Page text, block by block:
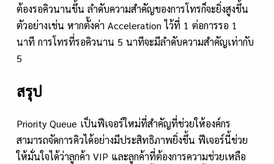
ต้องรอคิวนานขึ้น ลำดับความสำคัญของการโทรก็จะยิ่งสูงขึ้น
ตัวอย่างเช่น หากตั้งค่า Acceleration ไว้ที่ 1 ต่อการรอ 1
นาที การโทรที่รอคิวนาน 5 นาทีจะมีลำดับความสำคัญเท่ากับ
5
สรุป
Priority Queue เป็นฟีเจอร์ใหม่ที่สำคัญที่ช่วยให้องค์กร
สามารถจัดการคิวได้อย่างมีประสิทธิภาพยิ่งขึ้น ฟีเจอร์นี้ช่วย
ให้มั่นใจได้ว่าลูกค้า VIP และลูกค้าที่ต้องการความช่วยเหลือ